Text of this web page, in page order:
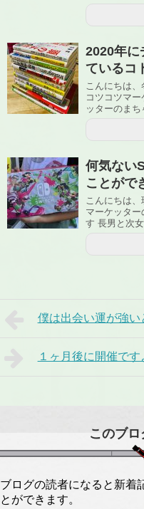
2020年に
ているコ
こんにちは
コツコツマ
ッターのまち
何気ない
ことがで
こんにちは
マーケッタ
す 長男と次女
僕は出会い運が強い
１ヶ月後に開催で
このブ
ブログの読者になると新着
とができます。